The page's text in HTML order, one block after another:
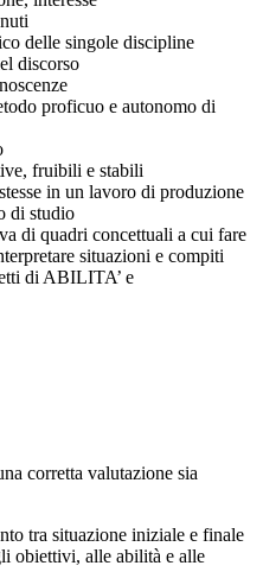
singole discipline
discorso
proficuo e autonomo di
fruibili e stabili
in un lavoro di produzione
di studio
quadri concettuali a cui fare
situazioni e compiti
di ABILITA’ e
corretta valutazione sia
tra situazione iniziale e finale
obiettivi, alle abilità e alle